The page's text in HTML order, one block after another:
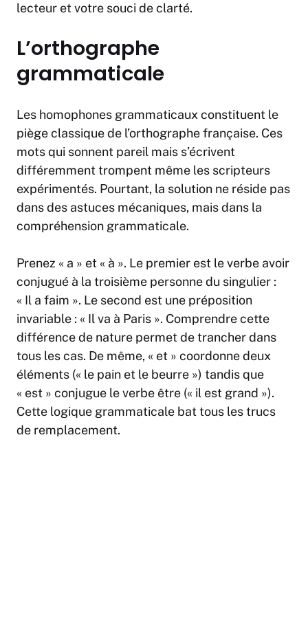
lecteur et votre souci de clarté.
L’orthographe
grammaticale
Les homophones grammaticaux constituent le
piège classique de l’orthographe française. Ces
mots qui sonnent pareil mais s’écrivent
différemment trompent même les scripteurs
expérimentés. Pourtant, la solution ne réside pas
dans des astuces mécaniques, mais dans la
compréhension grammaticale.
Prenez « a » et « à ». Le premier est le verbe avoir
conjugué à la troisième personne du singulier :
« Il a faim ». Le second est une préposition
invariable : « Il va à Paris ». Comprendre cette
différence de nature permet de trancher dans
tous les cas. De même, « et » coordonne deux
éléments (« le pain et le beurre ») tandis que
« est » conjugue le verbe être (« il est grand »).
Cette logique grammaticale bat tous les trucs
de remplacement.